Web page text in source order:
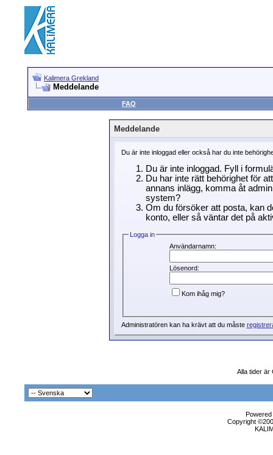
Kalimera Grekland
Meddelande
FAQ
Meddelande
Du är inte inloggad eller också har du inte
Du är inte inloggad. Fyll i
Du har inte rätt behörighet för
annans inlägg, komma åt
system?
Om du försöker att posta, kan
konto, eller så väntar det på
Logga in
Användarnamn:
Lösenord:
Kom ihåg mig?
Administratören kan ha krävt att du måste
Alla tider är
Copyright